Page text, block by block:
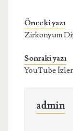
Önceki yazı
Zirkonyum
Sonraki yazı
YouTube
admin